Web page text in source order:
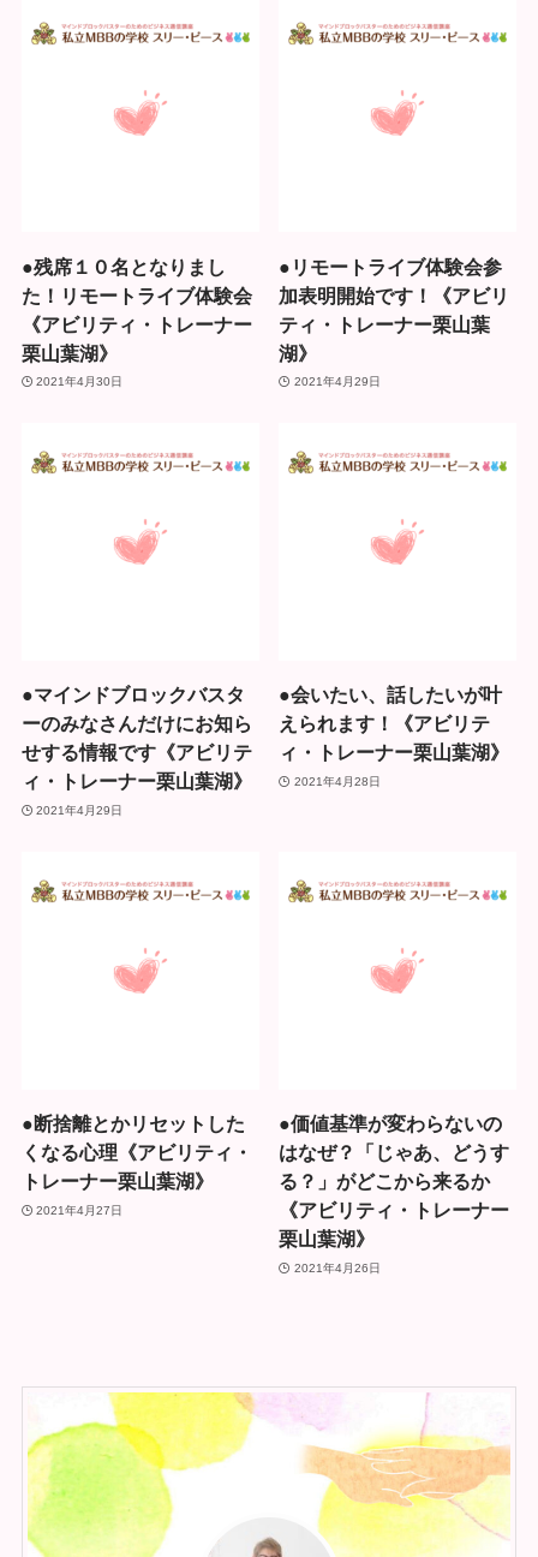
●残席１０名となりまし
た！リモートライブ体験会
《アビリティ・トレーナー
栗山葉湖》
2021年4月30日
●リモートライブ体験会参
加表明開始です！《アビリ
ティ・トレーナー栗山葉
湖》
2021年4月29日
●マインドブロックバスタ
ーのみなさんだけにお知ら
せする情報です《アビリテ
ィ・トレーナー栗山葉湖》
2021年4月29日
●会いたい、話したいが叶
えられます！《アビリテ
ィ・トレーナー栗山葉湖》
2021年4月28日
●断捨離とかリセットした
くなる心理《アビリティ・
トレーナー栗山葉湖》
2021年4月27日
●価値基準が変わらないの
はなぜ？「じゃあ、どうす
る？」がどこから来るか
《アビリティ・トレーナー
栗山葉湖》
2021年4月26日